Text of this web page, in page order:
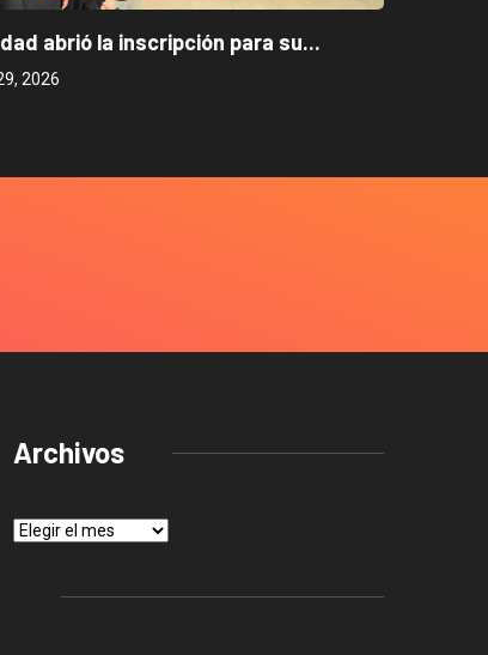
abrió la inscripción para su...
2026
Archivos
Archivos